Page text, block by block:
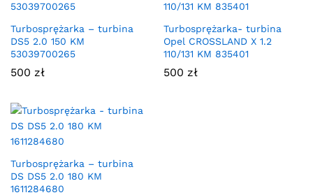
Turbosprężarka – turbina
DS5 2.0 150 KM
53039700265
500 zł
Turbosprężarka- turbina
Opel CROSSLAND X 1.2
110/131 KM 835401
500 zł
Turbosprężarka – turbina
DS DS5 2.0 180 KM
1611284680